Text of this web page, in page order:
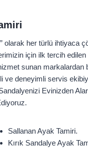
olarak her türlü ihtiyaca
için ilk tercih edilen
sunan markalardan
ve deneyimli servis
Evinizden
Sallanan Ayak Tamiri.
Kırık Sandalye Ayak